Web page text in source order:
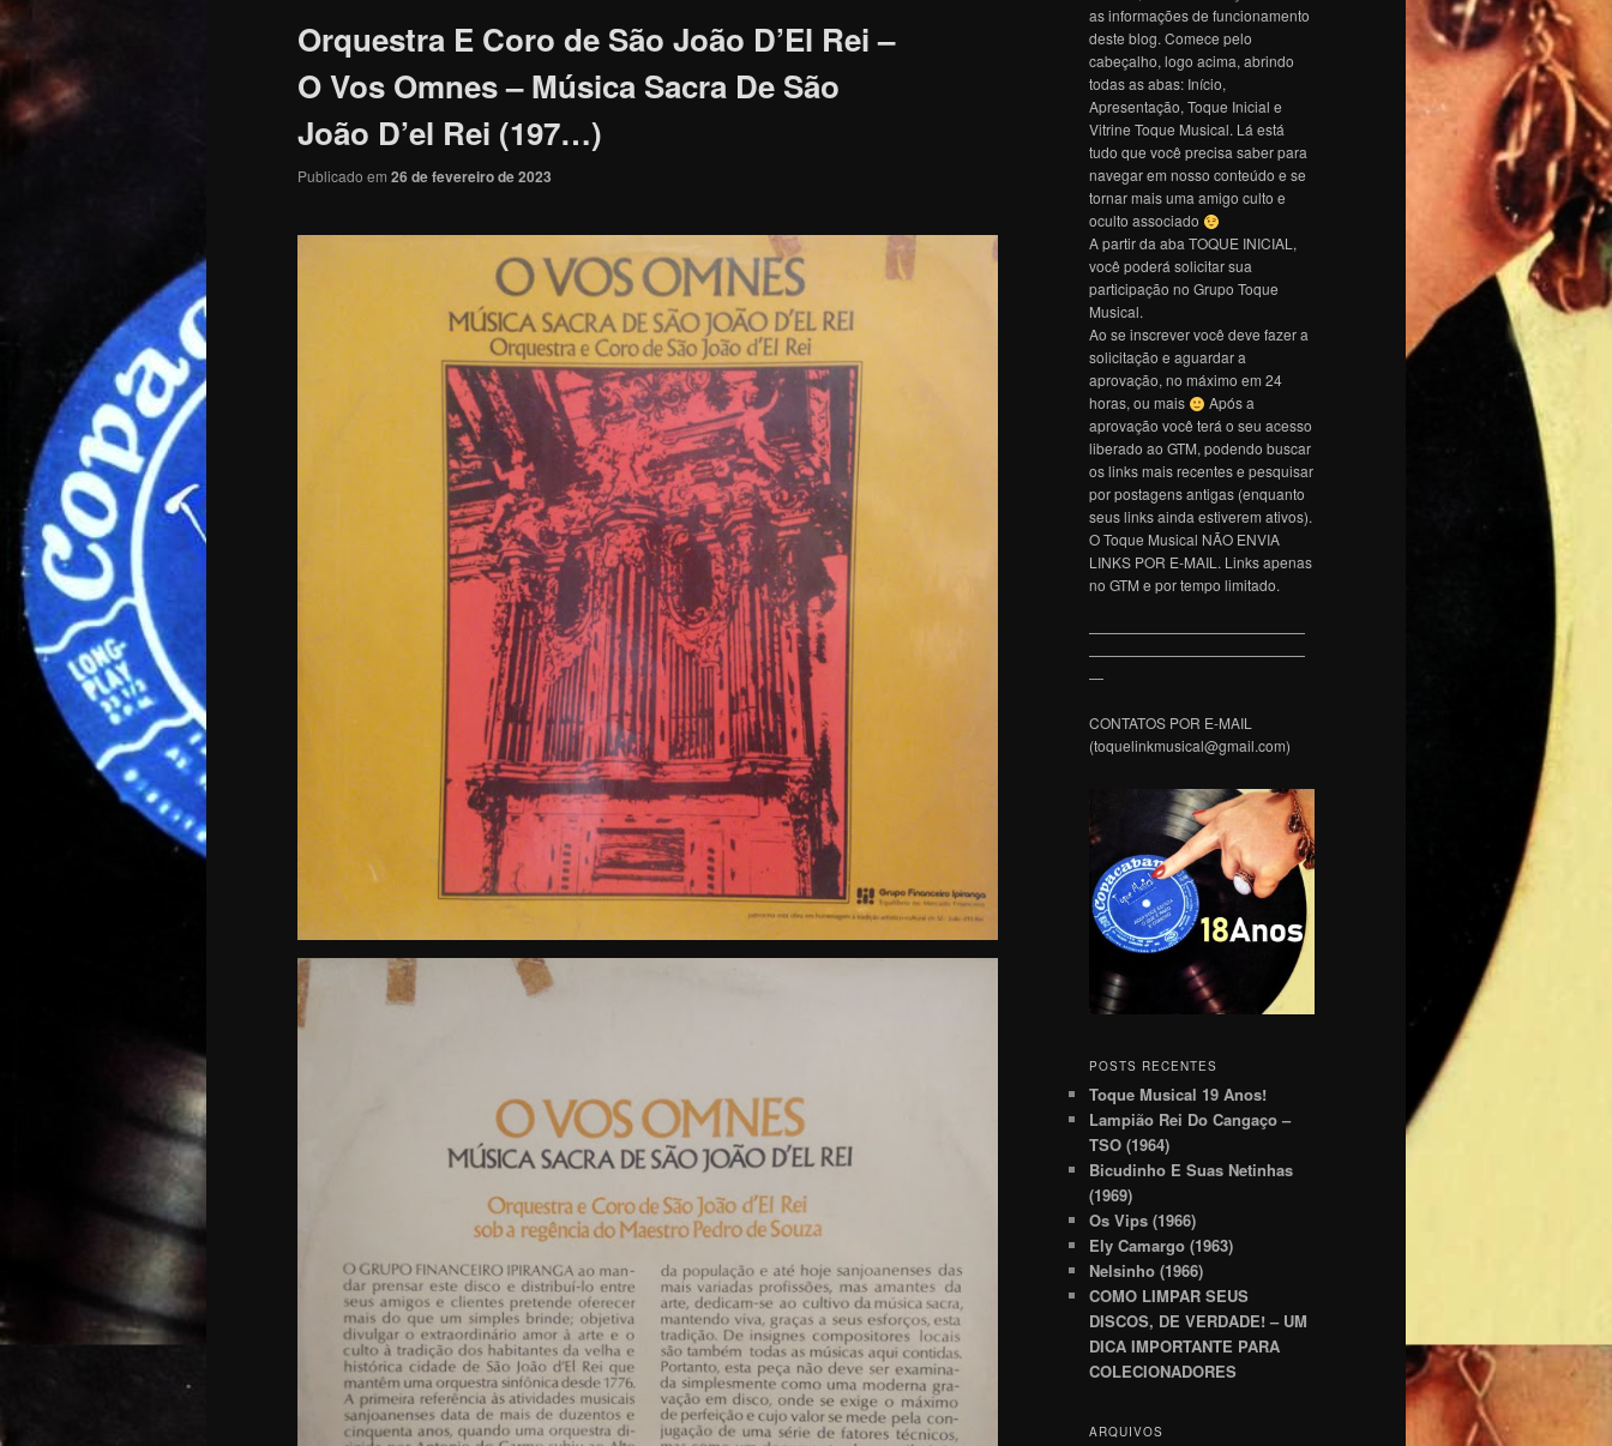
Orquestra E Coro de São João D’El Rei –
O Vos Omnes – Música Sacra De São
João D’el Rei (197…)
Publicado em 26 de fevereiro de 2023
as informações de funcionamento
deste blog. Comece pelo
cabeçalho, logo acima, abrindo
todas as abas: Início,
Apresentação, Toque Inicial e
Vitrine Toque Musical. Lá está
tudo que você precisa saber para
navegar em nosso conteúdo e se
tornar mais uma amigo culto e
oculto associado
A partir da aba TOQUE INICIAL,
você poderá solicitar sua
participação no Grupo Toque
Musical.
Ao se inscrever você deve fazer a
solicitação e aguardar a
aprovação, no máximo em 24
horas, ou mais
Após a
aprovação você terá o seu acesso
liberado ao GTM, podendo buscar
os links mais recentes e pesquisar
por postagens antigas (enquanto
seus links ainda estiverem ativos).
O Toque Musical NÃO ENVIA
LINKS POR E-MAIL. Links apenas
no GTM e por tempo limitado.
———————————————
———————————————
—
CONTATOS POR E-MAIL
(toquelinkmusical@gmail.com)
POSTS RECENTES
Toque Musical 19 Anos!
Lampião Rei Do Cangaço –
TSO (1964)
Bicudinho E Suas Netinhas
(1969)
Os Vips (1966)
Ely Camargo (1963)
Nelsinho (1966)
COMO LIMPAR SEUS
DISCOS, DE VERDADE! – UM
DICA IMPORTANTE PARA
COLECIONADORES
ARQUIVOS